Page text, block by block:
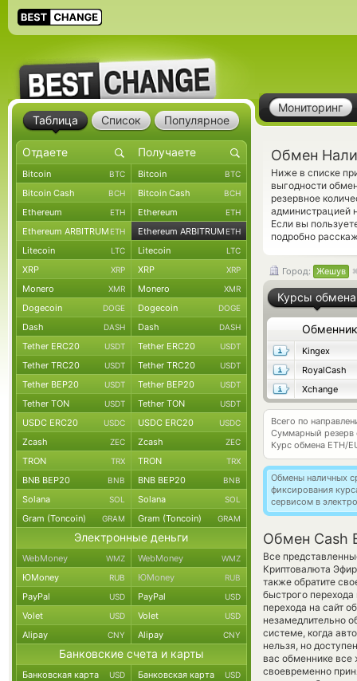
Мониторинг
Обмен
Ниже в списке
выгодности
резервное
администрацией
Если вы
подробно
Город: Жешув
Курсы обмена
Обменник
Kingex
RoyalCash
Xchange
Всего по
Суммарный резерв
Курс обмена ETH/
Обмены наличных
фиксирования
сервисом в
Обмен Cash
Все
Криптовалюта
также обратите
быстрого
перехода на сайт
незамедлительно
системе, когда
нельзя, но
вас обменнике
своевременно
Таблица Список Популярное
Bitcoin BTC Bitcoin BTC
Bitcoin Cash BCH Bitcoin Cash BCH
Ethereum ETH Ethereum ETH
Ethereum ARBITRUM ETH Ethereum ARBITRUM ETH
Litecoin LTC Litecoin LTC
XRP XRP XRP XRP
Monero XMR Monero XMR
Dogecoin DOGE Dogecoin DOGE
Dash DASH Dash DASH
Tether ERC20 USDT Tether ERC20 USDT
Tether TRC20 USDT Tether TRC20 USDT
Tether BEP20 USDT Tether BEP20 USDT
Tether TON USDT Tether TON USDT
USDC ERC20 USDC USDC ERC20 USDC
Zcash ZEC Zcash ZEC
TRON TRX TRON TRX
BNB BEP20 BNB BNB BEP20 BNB
Solana SOL Solana SOL
Gram (Toncoin) GRAM Gram (Toncoin) GRAM
Электронные деньги
WebMoney WMZ WebMoney WMZ
ЮMoney RUB ЮMoney RUB
PayPal USD PayPal USD
Volet USD Volet USD
Alipay CNY Alipay CNY
Банковские счета и карты
Банковская карта USD Банковская карта USD